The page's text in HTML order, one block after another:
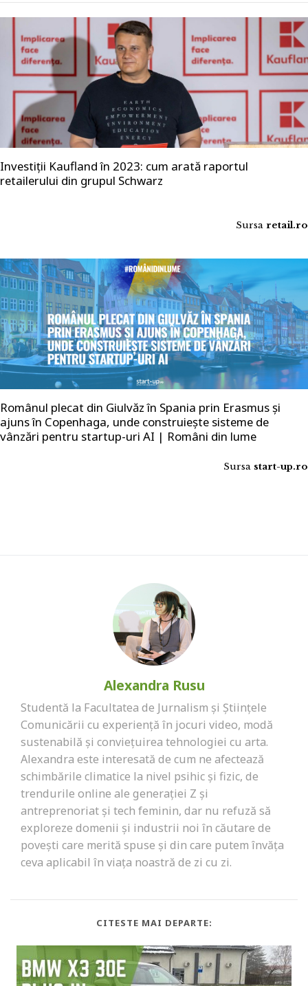
Investiții Kaufland în 2023: cum arată raportul
retailerului din grupul Schwarz
Sursa retail.ro
Românul plecat din Giulvăz în Spania prin Erasmus și
ajuns în Copenhaga, unde construiește sisteme de
vânzări pentru startup-uri AI | Români din lume
Sursa start-up.ro
Alexandra Rusu
Studentă la Facultatea de Jurnalism și Științele
Comunicării cu experiență în jocuri video, modă
sustenabilă și conviețuirea tehnologiei cu arta.
Alexandra este interesată de cum ne afectează
schimbările climatice la nivel psihic și fizic, de
trendurile online ale generației Z și
antreprenoriat și tech feminin, dar nu refuză să
exploreze domenii și industrii noi în căutare de
povești care merită spuse și din care putem învăța
ceva aplicabil în viața noastră de zi cu zi.
CITESTE MAI DEPARTE: